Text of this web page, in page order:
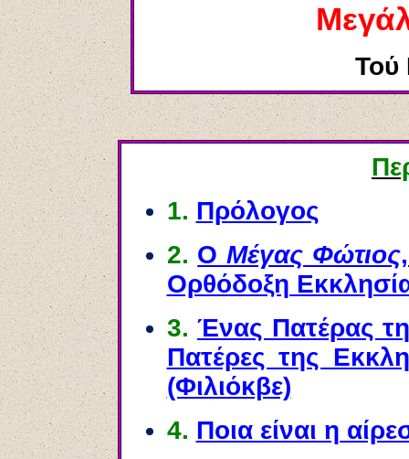
Τού
1. Πρόλογος
2. Ο Μέγας Φώτιος
Ορθόδοξη
3.Ένας Πατέρας
Πατέρες της
(Φιλιόκβε)
4. Ποια είναι η